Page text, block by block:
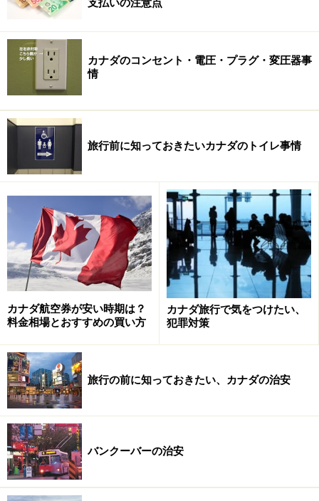
アイスフィールドセンターにてチケット購
入
アイスフィールドセンターでチケットも購入を (C) Travel
Alberta
館内にはミニ氷河博物館、レストラン、ギフトショップ
も！ (C) Travel Alberta
雪上車観光は氷河の前にあるアイスフィールドセンター
と呼ばれる建物から出発します。通常は15分おきの出発
なので、チケット購入時に、何時の雪上車ツアーに乗る
かしっかり確認しておきましょう。夏の混雑時には1時
間待ちになるようなこともありますが、館内の施設が充
実しているので、待ち時間もそれほど苦にならないは
ず。
カナダのコンセント・電圧・プラグ・変圧器事
情
旅行前に知っておきたいカナダのトイレ事情
カナダ航空券が安い時期は？
料金相場とおすすめの買い方
カナダ旅行で気をつけたい、
犯罪対策
旅行の前に知っておきたい、カナダの治安
バンクーバーの治安